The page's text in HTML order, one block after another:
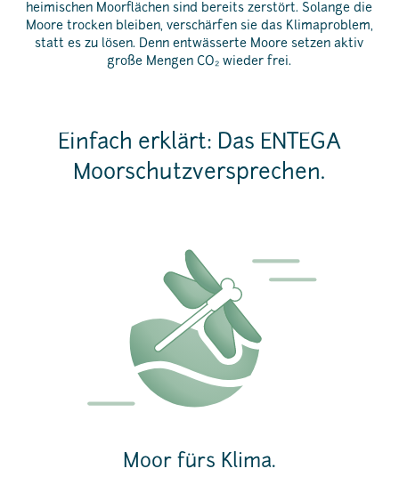
heimischen Moorflächen sind bereits zerstört. Solange die
Moore trocken bleiben, verschärfen sie das Klimaproblem,
statt es zu lösen. Denn entwässerte Moore setzen aktiv
große Mengen CO₂ wieder frei.
Einfach erklärt: Das ENTEGA
Moorschutzversprechen.
Moor fürs Klima.